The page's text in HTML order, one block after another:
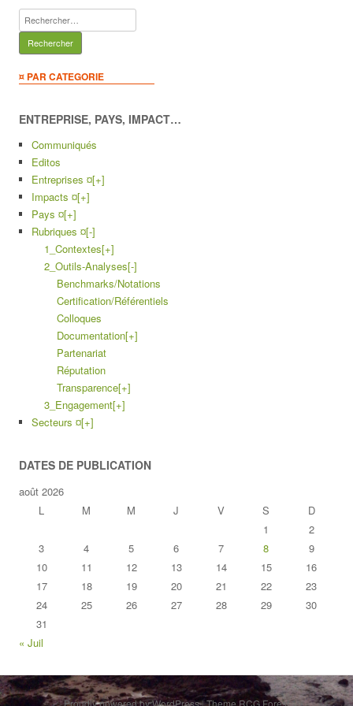
Rechercher :
¤ PAR CATEGORIE
ENTREPRISE, PAYS, IMPACT…
Communiqués
Editos
Entreprises ¤[+]
Impacts ¤[+]
Pays ¤[+]
Rubriques ¤[-]
1_Contextes[+]
2_Outils-Analyses[-]
Benchmarks/Notations
Certification/Référentiels
Colloques
Documentation[+]
Partenariat
Réputation
Transparence[+]
3_Engagement[+]
Secteurs ¤[+]
DATES DE PUBLICATION
août 2026
L
M M J V S
D
1
2
3
4 5 6 7 8
9
10
11 12 13 14 15
16
17
18 19 20 21 22
23
24
25 26 27 28 29
30
31
« Juil
Proudly powered by WordPress|Theme RCG Forest